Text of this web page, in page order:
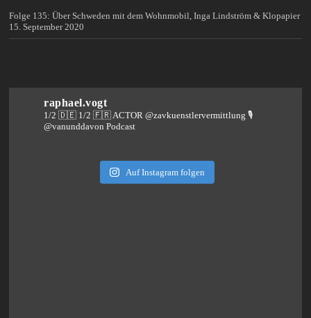
Folge 135: Über Schweden mit dem Wohnmobil, Inga Lindström & Klopapier
15. September 2020
raphael.vogt
1/2 🇩🇪 1/2 🇫🇷 ACTOR @zavkuenstlervermittlung🎙️
@vanunddavon Podcast
Auf Instagram folgen